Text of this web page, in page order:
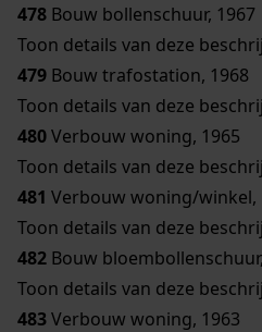
478 Bouw bollenschuur, 1967
Toon details van deze
479 Bouw trafostation, 1968
Toon details van deze
480Verbouw woning, 1965
Toon details van deze
481 Verbouw woning/winkel,
Toon details van deze
482 Bouw
Toon details van deze
483Verbouw woning, 1963